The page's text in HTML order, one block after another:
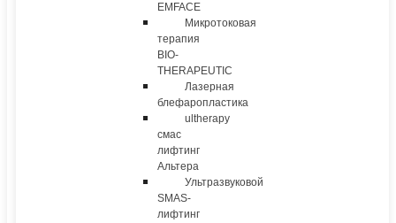
EMFACE
Микротоковая
терапия
BIO-
THERAPEUTIC
Лазерная
блефаропластика
ultherapy
смас
лифтинг
Альтера
Ультразвуковой
SMAS-
лифтинг